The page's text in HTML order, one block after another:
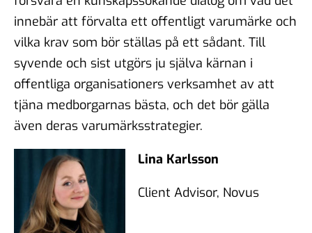
innebär att förvalta ett offentligt varumärke och
vilka krav som bör ställas på ett sådant. Till
syvende och sist utgörs ju själva kärnan i
offentliga organisationers verksamhet av att
tjäna medborgarnas bästa, och det bör gälla
även deras varumärksstrategier.
Lina Karlsson
Client Advisor, Novus